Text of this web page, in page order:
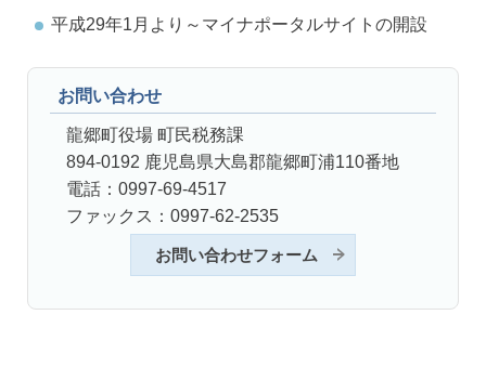
平成29年1月より～マイナポータルサイトの開設
お問い合わせ
龍郷町役場 町民税務課
894-0192 鹿児島県大島郡龍郷町浦110番地
電話：0997-69-4517
ファックス：0997-62-2535
お問い合わせフォーム